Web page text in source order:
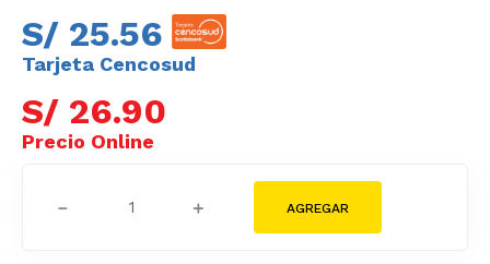
Tarjeta Cencosud
S/ 25.56
S/ 26.90
＋
－